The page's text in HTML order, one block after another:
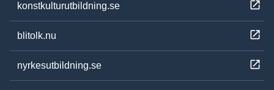
konstkulturutbildning.se
blitolk.nu
nyrkesutbildning.se